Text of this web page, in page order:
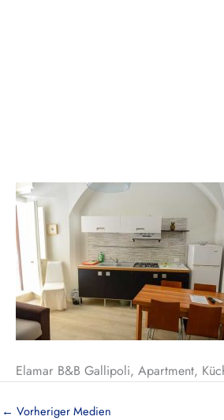
Elamar B&B Gallipoli, Apartment,
← Vorheriger Medien